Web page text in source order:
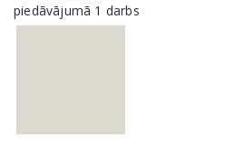
piedāvājumā 1 darbs